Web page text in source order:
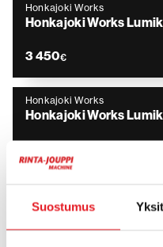
Suostumus
Honkajoki Works
Honkajoki Works
3 450€
Honkajoki Works
Honkajoki Works
Honkajoki